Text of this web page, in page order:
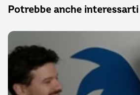
Potrebbe anche interessarti